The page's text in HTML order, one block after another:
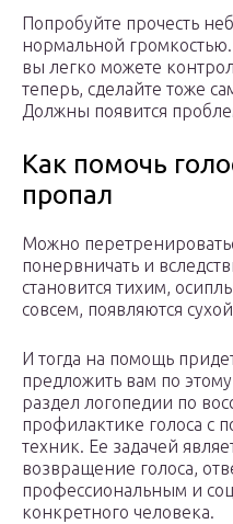
Попробуйте прочесть
нормальной
вы легко можете
теперь, сделайте тоже
Должны появится
Как помочь
пропал
Можно
понервничать и
становится тихим,
совсем, появляются
И тогда на помощь
предложить вам по
раздел логопедии по
профилактике голоса с
техник. Ее задачей
возвращение голоса,
профессиональным и
конкретного человека.